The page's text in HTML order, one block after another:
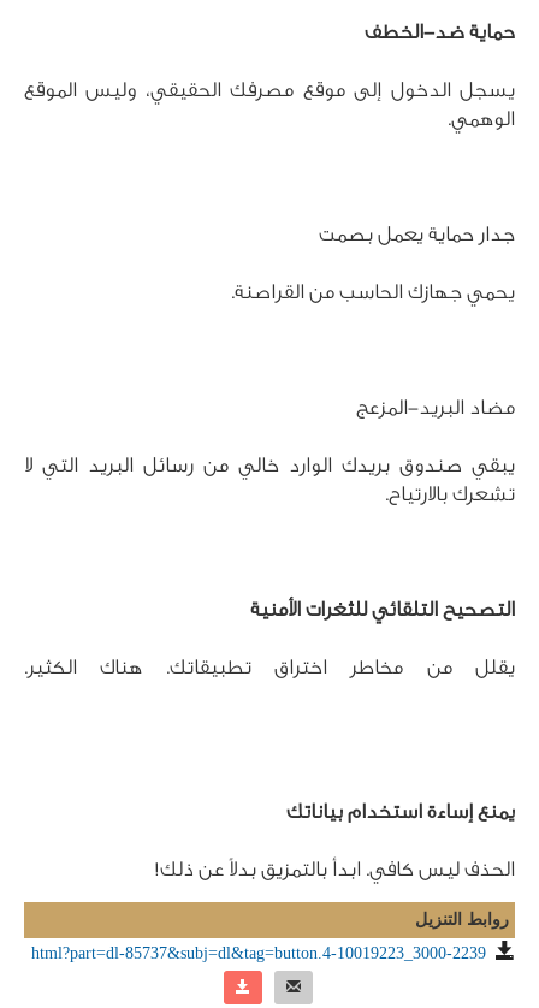
حماية ضد-الخطف
الوهمي.
جدار حماية يعمل بصمت
يحمي جهازك الحاسب من القراصنة.
مضاد البريد-المزعج
تشعرك بالارتياح.
التصحيح التلقائي للثغرات الأمنية
يقلل من مخاطر اختراق تطبيقاتك. هناك الكثير.
يمنع إساءة استخدام بياناتك
الحذف ليس كافي. ابدأ بالتمزيق بدلاً عن ذلك!
روابط التنزيل
3000-2239_4-10019223.html?part=dl-85737&subj=dl&tag=button